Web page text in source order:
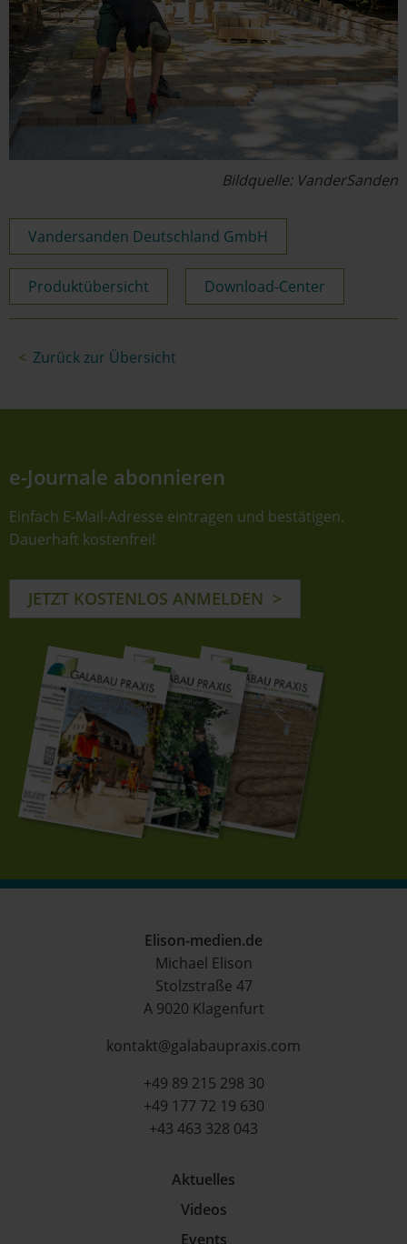
Bildquelle: VanderSanden
Vandersanden Deutschland GmbH
Produktübersicht Download-Center
Zurück zur Übersicht
e-Journale abonnieren
Einfach E-Mail-Adresse eintragen und bestätigen.
Dauerhaft kostenfrei!
JETZT KOSTENLOS ANMELDEN
Elison-medien.de
Michael Elison
Stolzstraße 47
A 9020 Klagenfurt
kontakt@galabaupraxis.com
+49 89 215 298 30
+49 177 72 19 630
+43 463 328 043
Aktuelles
Videos
Events